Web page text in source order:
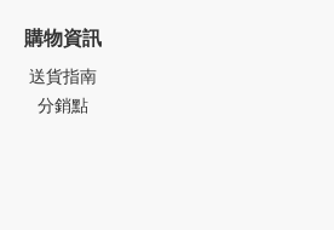
購物資訊
送貨指南
分銷點